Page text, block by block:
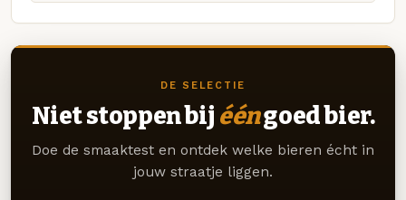
DE SELECTIE
Niet stoppen bij ééngoed bier.
Doe de smaaktest en ontdek welke bieren écht in
jouw straatje liggen.